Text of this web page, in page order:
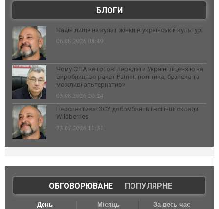
БЛОГИ
Надія лише на культ жінки в українській культурі
06.08.2026 08:49
Чому США не готові передати Україні ліцензію на
виробництво ракет Patriot: політика, безпека та
можливі альтернативи
03.08.2026 20:24
Перспектива: ЗСУ добомблять і всі інші склади
Wildberries
23.07.2026 11:31
ОБГОВОРЮВАНЕ| ПОПУЛЯРНЕ
День Місяць За весь час